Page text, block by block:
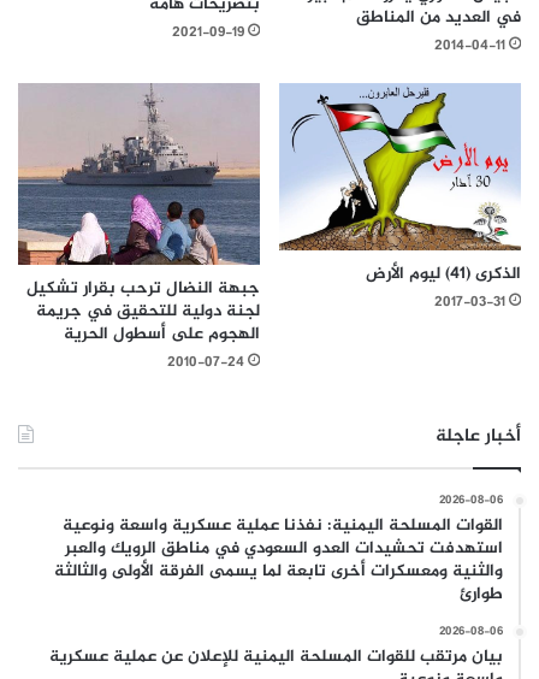
في العديد من المناطق
2014-04-11
2021-09-19
الذكرى (41) ليوم الأرض
2017-03-31
جبهة النضال ترحب بقرار تشكيل
لجنة دولية للتحقيق في جريمة
الهجوم على أسطول الحرية
2010-07-24
أخبار عاجلة
2026-08-06
القوات المسلحة اليمنية: نفذنا عملية عسكرية واسعة ونوعية
استهدفت تحشيدات العدو السعودي في مناطق الرويك والعبر
والثنية ومعسكرات أخرى تابعة لما يسمى الفرقة الأولى والثالثة
طوارئ
2026-08-06
بيان مرتقب للقوات المسلحة اليمنية للإعلان عن عملية عسكرية